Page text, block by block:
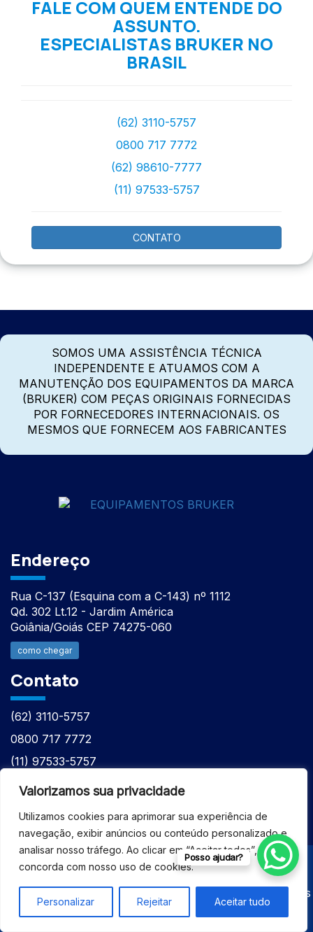
Valorizamos sua privacidade
Utilizamos cookies para aprimorar sua experiência de
navegação, exibir anúncios ou conteúdo personalizado e
analisar nosso tráfego. Ao clicar em “Aceitar todos”, você
concorda com nosso uso de cookies.
Personalizar Rejeitar Aceitar tudo
FALE COM QUEM ENTENDE DO
ASSUNTO.
ESPECIALISTAS BRUKER NO
BRASIL
(62) 3110-5757
0800 717 7772
(62) 98610-7777
(11) 97533-5757
CONTATO
SOMOS UMA ASSISTÊNCIA TÉCNICA
INDEPENDENTE E ATUAMOS COM A
MANUTENÇÃO DOS EQUIPAMENTOS DA MARCA
(BRUKER) COM PEÇAS ORIGINAIS FORNECIDAS
POR FORNECEDORES INTERNACIONAIS. OS
MESMOS QUE FORNECEM AOS FABRICANTES
Endereço
Rua C-137 (Esquina com a C-143) nº 1112
Qd. 302 Lt.12 - Jardim América
Goiânia/Goiás CEP 74275-060
como chegar
Contato
(62) 3110-5757
0800 717 7772
(11) 97533-5757
(62) 98610-7777
© 2026 - ASSISTÊNCIA TÉCNICA ESPECIALIZADA
EQUIPAMENTOS BRUKER - Todos os direitos reservados
Posso ajudar?